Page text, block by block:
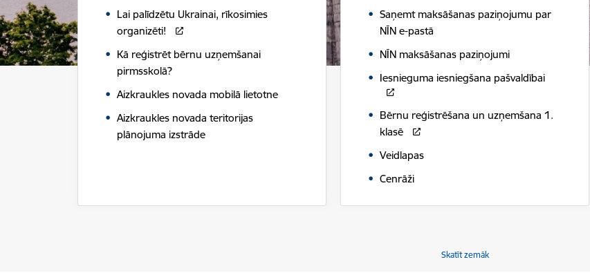
Lai palīdzētu Ukrainai, rīkosimies
organizēti!
Kā reģistrēt bērnu uzņemšanai
pirmsskolā?
Aizkraukles novada mobilā lietotne
Aizkraukles novada teritorijas
plānojuma izstrāde
Saņemt maksāšanas paziņojumu par
NĪN e-pastā
NĪN maksāšanas paziņojumi
Iesnieguma iesniegšana pašvaldībai
Bērnu reģistrēšana un uzņemšana 1.
klasē
Veidlapas
Cenrāži
Skatīt zemāk